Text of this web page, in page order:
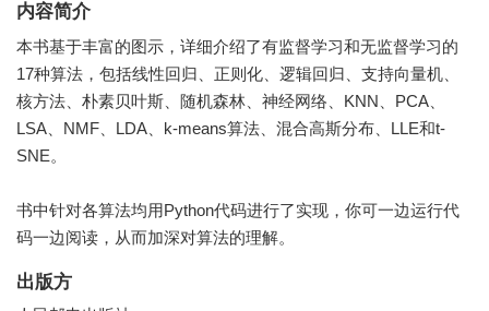
内容简介
本书基于丰富的图示，详细介绍了有监督学习和无监督学习的
17种算法，包括线性回归、正则化、逻辑回归、支持向量机、
核方法、朴素贝叶斯、随机森林、神经网络、KNN、PCA、
LSA、NMF、LDA、k-means算法、混合高斯分布、LLE和t-
SNE。
书中针对各算法均用Python代码进行了实现，你可一边运行代
码一边阅读，从而加深对算法的理解。
出版方